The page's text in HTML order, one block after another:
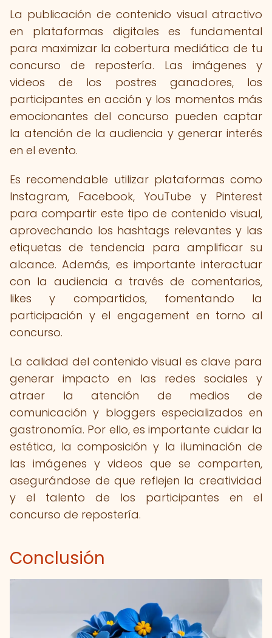
La publicación de contenido visual atractivo
en plataformas digitales es fundamental
para maximizar la cobertura mediática de tu
concurso de repostería. Las imágenes y
videos de los postres ganadores, los
participantes en acción y los momentos más
emocionantes del concurso pueden captar
la atención de la audiencia y generar interés
en el evento.
Es recomendable utilizar plataformas como
Instagram, Facebook, YouTube y Pinterest
para compartir este tipo de contenido visual,
aprovechando los hashtags relevantes y las
etiquetas de tendencia para amplificar su
alcance. Además, es importante interactuar
con la audiencia a través de comentarios,
likes y compartidos, fomentando la
participación y el engagement en torno al
concurso.
La calidad del contenido visual es clave para
generar impacto en las redes sociales y
atraer la atención de medios de
comunicación y bloggers especializados en
gastronomía. Por ello, es importante cuidar la
estética, la composición y la iluminación de
las imágenes y videos que se comparten,
asegurándose de que reflejen la creatividad
y el talento de los participantes en el
concurso de repostería.
Conclusión